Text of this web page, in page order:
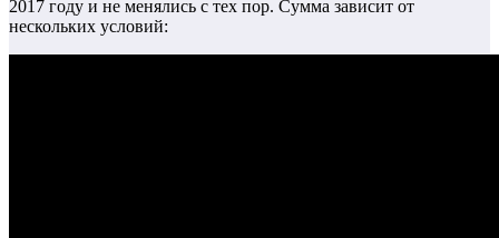
2017 году и не менялись с тех пор. Сумма зависит от
нескольких условий: